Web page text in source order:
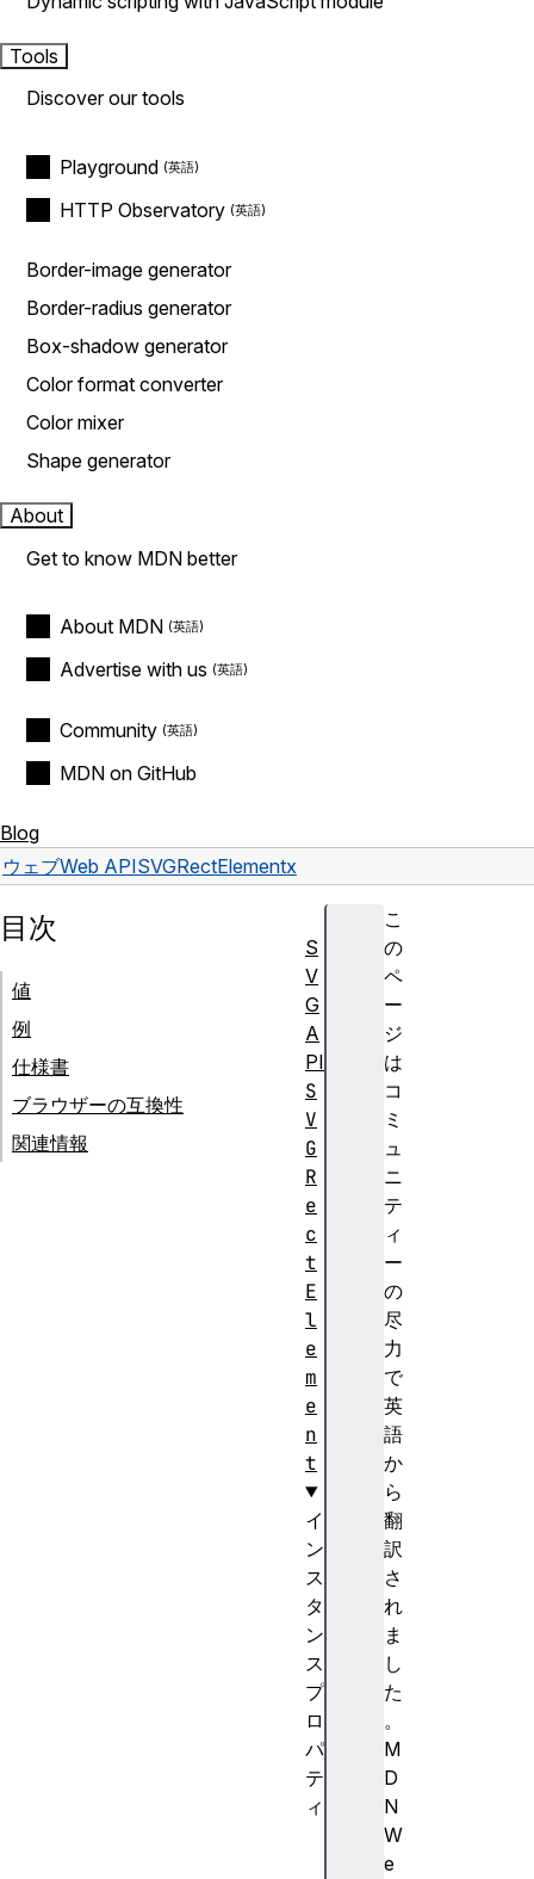
Tools
Discover our tools
Playground
HTTP Observatory
Border-image generator
Border-radius generator
Box-shadow generator
Color format converter
Color mixer
Shape generator
About
Get to know MDN better
About MDN
Advertise with us
Community
MDN on GitHub
Blog
ウェブWeb APISVGRectElementx
こ
の
ペ
ー
ジ
は
コ
ミ
ュ
ニ
テ
ィ
ー
の
尽
力
で
英
語
か
ら
翻
訳
さ
れ
ま
し
た
。
M
D
N
W
e
目次
値
例
仕様書
ブラウザーの互換性
関連情報
S
V
G
A
PI
S
V
G
R
e
c
t
E
l
e
m
e
n
t
イ
ン
ス
タ
ン
ス
プ
ロ
パ
テ
ィ